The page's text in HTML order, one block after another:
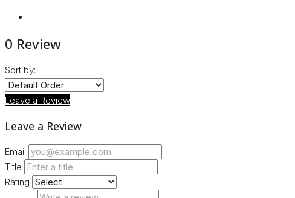
0 Review
Sort by:
Leave a Review
Leave a Review
Email
Title
Rating